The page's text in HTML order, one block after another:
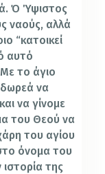
Ό Ύψιστος
ναούς, αλλά
“κατοικεί
αυτό
το άγιο
δωρεά να
να γίνομε
του Θεού να
του αγίου
όνομα του
της